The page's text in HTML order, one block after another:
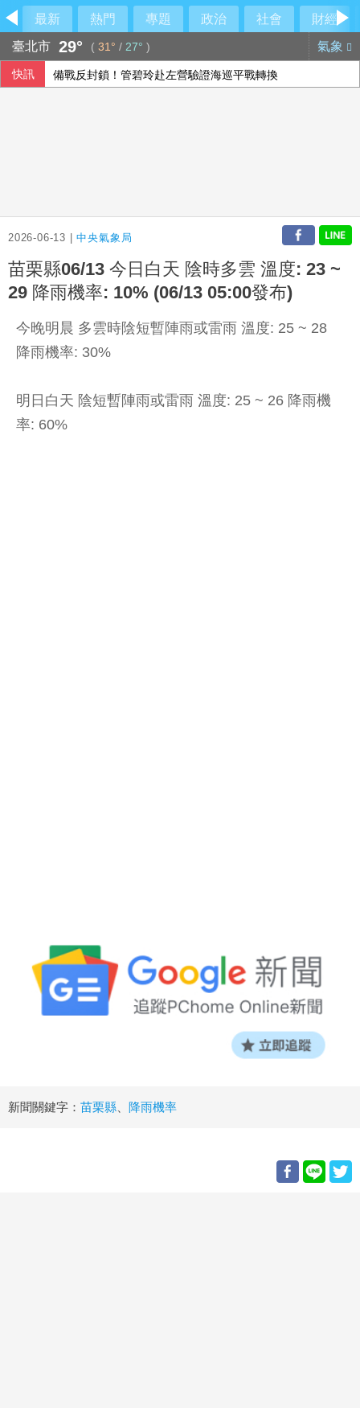
最新 熱門 專題 政治 社會
財經
臺北市 29° ( 31° / 27° ) 氣象
快訊 備戰反封鎖！管碧玲赴左營驗證海巡平戰轉換
2026-06-13 |中央氣象局
苗栗縣06/13 今日白天 陰時多雲 溫度: 23 ~
29 降雨機率: 10% (06/13 05:00發布)
今晚明晨 多雲時陰短暫陣雨或雷雨 溫度: 25 ~ 28
降雨機率: 30%
明日白天 陰短暫陣雨或雷雨 溫度: 25 ~ 26 降雨機
率: 60%
新聞關鍵字： 苗栗縣 降雨機率